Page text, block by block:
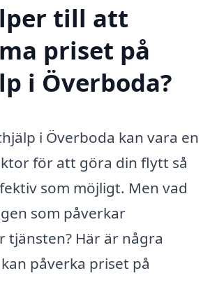
till att
priset på
i Överboda?
i Överboda kan vara en
för att göra din flytt så
som möjligt. Men vad
som påverkar
tjänsten? Här är några
påverka priset på